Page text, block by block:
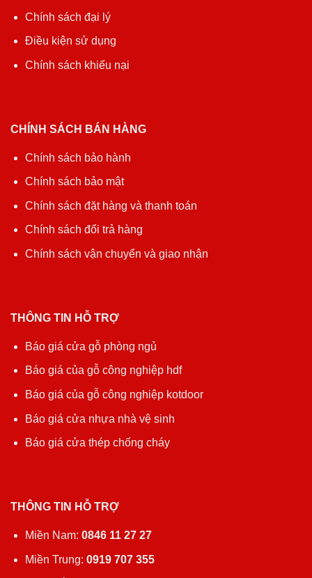
Chính sách đại lý
Điều kiện sử dụng
Chính sách khiếu nại
CHÍNH SÁCH BÁN HÀNG
Chính sách bảo hành
Chính sách bảo mật
Chính sách đặt hàng và thanh toán
Chính sách đổi trả hàng
Chính sách vận chuyển và giao nhận
THÔNG TIN HỖ TRỢ
Báo giá cửa gỗ phòng ngủ
Báo giá của gỗ công nghiệp hdf
Báo giá của gỗ công nghiệp kotdoor
Báo giá cửa nhựa nhà vệ sinh
Báo giá cửa thép chống cháy
THÔNG TIN HỖ TRỢ
Miền Nam: 0846 11 27 27
Miền Trung: 0919 707 355